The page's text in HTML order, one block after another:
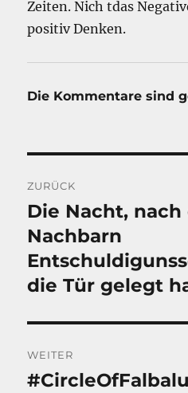
Zeiten. Nich tdas
positiv Denken.
Die Kommentare sind
ZURÜCK
Vorheriger
Beitrag:
Die Nacht,
Nachbarn
die Tür gelegt
WEITER
Nächster